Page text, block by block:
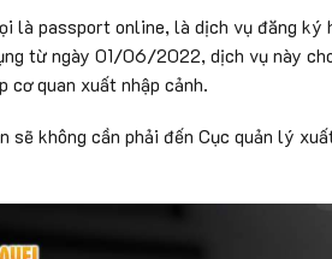
là passport online, là dịch vụ đăng
từ ngày 01/06/2022, dịch vụ này
cơ quan xuất nhập cảnh.
sẽ không cần phải đến Cục quản lý